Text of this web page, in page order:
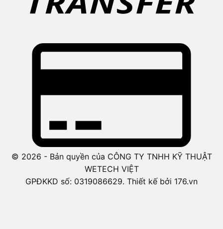
© 2026 - Bản quyền của CÔNG TY TNHH KỸ THUẬT
WETECH VIỆT
GPĐKKD số: 0319086629. Thiết kế bởi 176.vn